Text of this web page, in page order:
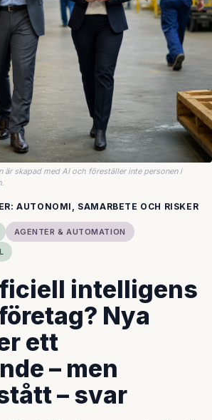
är skapad med AI och föreställer inte personen i
AUTONOMI, SAMARBETE OCH RISKER
AGENTER & AUTOMATION
intelligens
Nya
ett
– men
– svar